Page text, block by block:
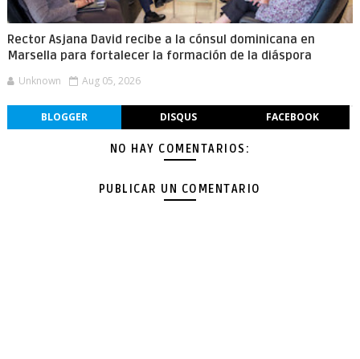
Rector Asjana David recibe a la cónsul dominicana en
Marsella para fortalecer la formación de la diáspora
Unknown Aug 05, 2026
BLOGGER DISQUS FACEBOOK
NO HAY COMENTARIOS:
PUBLICAR UN COMENTARIO